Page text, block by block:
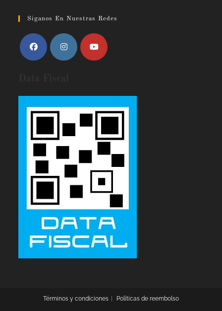
Siganos En Nuestras Redes
Términos y condiciones Políticas de reembolso